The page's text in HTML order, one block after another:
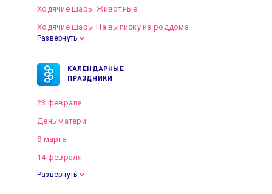
Ходячие шары Животные
Ходячие шары На выписку из роддома
Развернуть
КАЛЕНДАРНЫЕ
ПРАЗДНИКИ
23 февраля
День матери
8 марта
14 февраля
Развернуть